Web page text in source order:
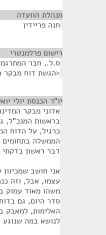
מנהלת הוועדה
חנה פריידין
רישום פרלמנטרי
ס.ל., חבר
<הגשת דוח מבקר
יו"ר הכנסת יולי
אדוני מבקר
בראשות המנכ"ל,
כרגיל, על הדוח
הממשלה בתחומים
דבר ראשון בדקתי
אני חושב
עצמו, אבל, וזה
משהו מאוד עמוק
סדר היום, גם
האלימות, למאבק
לנושא במה שנוגע